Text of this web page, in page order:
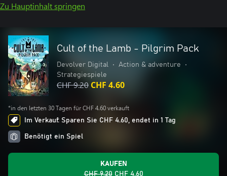
Zu Hauptinhalt springen
Cult of the Lamb - Pilgrim Pack
Devolver Digital • Action & adventure
•
Strategiespiele
CHF 9.20 CHF 4.60
*in den letzten 30 Tagen für CHF 4.60 verkauft
Im Verkauf: Sparen Sie CHF 4.60, endet in 1 Tag
Benötigt ein Spiel
KAUFEN
CHF 9.20 CHF 4.60